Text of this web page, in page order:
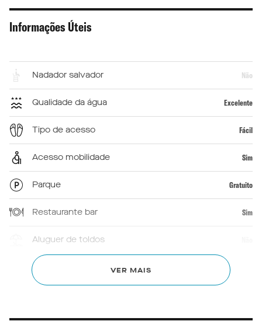
Informações Úteis
Nadador salvador Não
Qualidade da água Excelente
Tipo de acesso Fácil
Acesso mobilidade Sim
Parque Gratuito
Restaurante bar Sim
Aluguer de toldos
Primeiros socorros
WC Sim
VER MAIS